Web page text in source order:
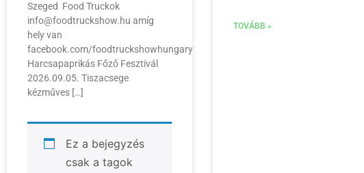
Szeged Food Truckok
info@foodtruckshow.hu amíg
hely van
facebook.com/foodtruckshowhungary
Harcsapaprikás Főző Fesztivál
2026.09.05. Tiszacsege
kézműves […]
Ez a bejegyzés
csak a tagok
TOVÁBB »